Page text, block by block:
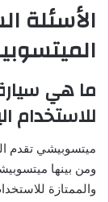
الأسئلة
ما هي
للاستخدام
ميتسوبيشي تقدم
ومن بينها